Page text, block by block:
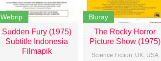
Webrip
Sudden Fury (1975)
Subtitle Indonesia
Filmapik
Bluray
The Rocky Horror
Picture Show (1975)
Science Fiction, UK, USA